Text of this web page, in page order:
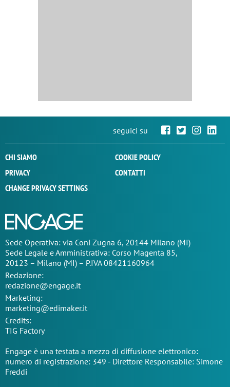
seguici su
CHI SIAMO
COOKIE POLICY
PRIVACY
CONTATTI
CHANGE PRIVACY SETTINGS
Sede Operativa: via Coni Zugna 6, 20144 Milano (MI)
Sede Legale e Amministrativa: Corso Magenta 85,
20123 – Milano (MI) – P.IVA 08421160964
Redazione:
redazione@engage.it
Marketing:
marketing@edimaker.it
Credits:
TIG Factory
Engage è una testata a mezzo di diffusione elettronico:
numero di registrazione: 349 - Direttore Responsabile: Simone
Freddi